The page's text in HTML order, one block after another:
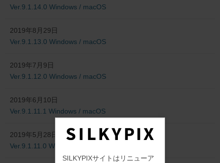
SILKYPIXサイトはリニューア
Ver.9.1.14.0 Windows / macOS
2019年8月29日
Ver.9.1.13.0 Windows / macOS
2019年7月9日
Ver.9.1.12.0 Windows / macOS
2019年6月10日
Ver.9.1.11.1 Windows / macOS
2019年5月28日
Ver.9.1.11.0 Windows / macOS